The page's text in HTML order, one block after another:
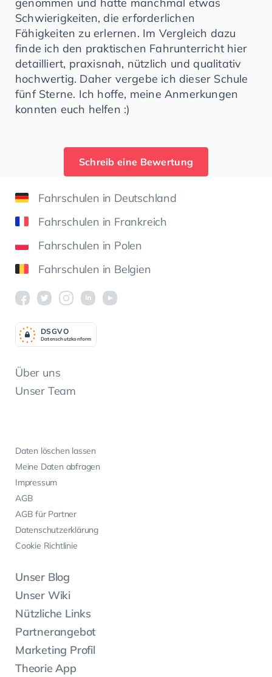
Schwierigkeiten, die erforderlichen
Fähigkeiten zu erlernen. Im Vergleich dazu
finde ich den praktischen Fahrunterricht hier
detailliert, praxisnah, nützlich und qualitativ
hochwertig. Daher vergebe ich dieser Schule
fünf Sterne. Ich hoffe, meine Anmerkungen
konnten euch helfen :)
Schreib eine Bewertung
Fahrschulen in Deutschland
Fahrschulen in Frankreich
Fahrschulen in Polen
Fahrschulen in Belgien
Über uns
Unser Team
Daten löschen lassen
Meine Daten abfragen
Impressum
AGB
AGB für Partner
Datenschutzerklärung
Cookie Richtlinie
Unser Blog
Unser Wiki
Nützliche Links
Partnerangebot
Marketing Profil
Theorie App
Datenschutzkonform
DSGVO